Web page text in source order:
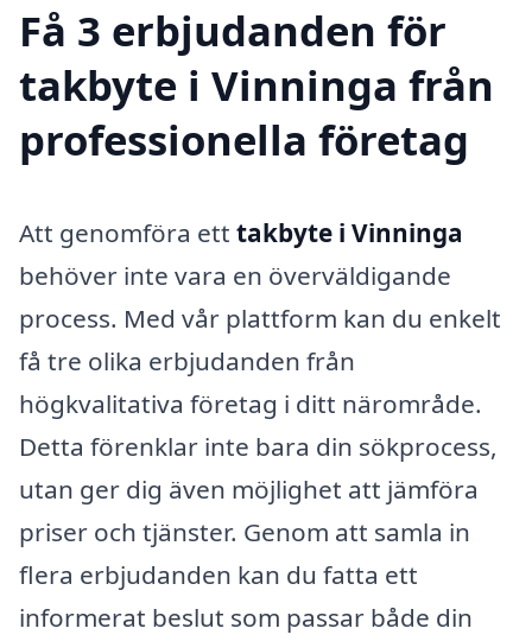
Få 3 erbjudanden för
takbyte i Vinninga från
professionella företag
Att genomföra ett takbyte i Vinninga
behöver inte vara en överväldigande
process. Med vår plattform kan du enkelt
få tre olika erbjudanden från
högkvalitativa företag i ditt närområde.
Detta förenklar inte bara din sökprocess,
utan ger dig även möjlighet att jämföra
priser och tjänster. Genom att samla in
flera erbjudanden kan du fatta ett
informerat beslut som passar både din